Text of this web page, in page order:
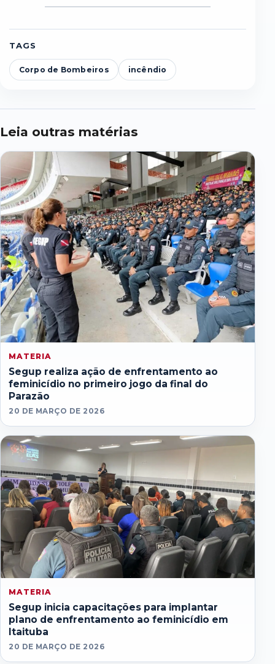
TAGS
Corpo de Bombeiros incêndio
Leia outras matérias
MATERIA
Segup realiza ação de enfrentamento ao
feminicídio no primeiro jogo da final do
Parazão
20 DE MARÇO DE 2026
MATERIA
Segup inicia capacitações para implantar
plano de enfrentamento ao feminicídio em
Itaituba
20 DE MARÇO DE 2026